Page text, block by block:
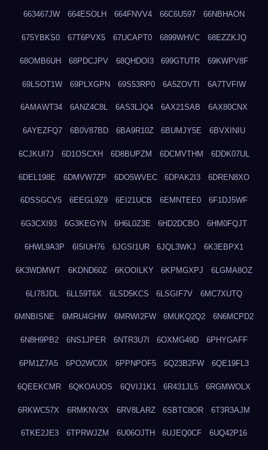
663467JW 664ESOLH 664FNVV4 66C6U597 66NBHAON
675YBKS0 67T6PVX5 67UCAPT0 6899WHVC 68EZZKJQ
68OMB6UH 68PDCJPV 68QHDOI3 699GTUTR 69KWPV8F
69LSOT1W 69PLXGPN 69S53RP0 6A5ZOVTI 6A7TVFIW
6AMAWT34 6ANZ4C8L 6AS3LJQ4 6AX21SAB 6AX80CNX
6AYEZFQ7 6B0V87BD 6BA9R10Z 6BUMJY5E 6BVXINIU
6CJKUI7J 6D1OSCXH 6D8BUPZM 6DCMVTHM 6DDK07UL
6DEL198E 6DMVW7ZP 6DO5WVEC 6DPAK2I3 6DREN8XO
6DSSGCV5 6EEGL9Z9 6EI21UCB 6EMNTEE0 6F1DJ5WF
6G3CXI93 6G3KEGYN 6H6L0Z3E 6HD2DCBO 6HM0FQJT
6HWL9A3P 6I5IUH76 6JGSI1UR 6JQL3WKJ 6K3EBPX1
6K3WDMWT 6KDND60Z 6KOOILKY 6KPMGXPJ 6LGMA8OZ
6LI78JDL 6LL59T6X 6LSD5KCS 6LSGIF7V 6MC7XUTQ
6MNBISNE 6MRU4GHW 6MRWI2FW 6MUKQ2Q2 6N6MCPD2
6N8H9PB2 6NS1JPER 6NTR3U7I 6OXMG49D 6PHYGAFF
6PM1Z7A5 6PO2WC0X 6PPNPOF5 6Q23B2FW 6QE19FL3
6QEEKCMR 6QKOAUOS 6QVIJ1K1 6R431JL5 6RGMWOLX
6RKWC57X 6RMKNV3X 6RV8LARZ 6SBTC8OR 6T3R3AJM
6TKE2JE3 6TPRWJZM 6U06OJTH 6UJEQ0CF 6UQ42P16